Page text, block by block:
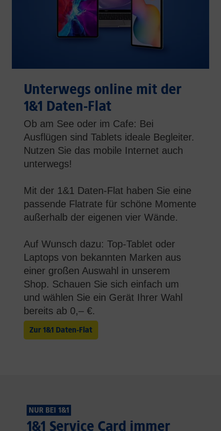
Unterwegs online mit der
1&1 Daten-Flat
Ob am See oder im Cafe: Bei
Ausflügen sind Tablets ideale Begleiter.
Nutzen Sie das mobile Internet auch
unterwegs!
Mit der 1&1 Daten-Flat haben Sie eine
passende Flatrate für schöne Momente
außerhalb der eigenen vier Wände.
Auf Wunsch dazu: Top-Tablet oder
Laptops von bekannten Marken aus
einer großen Auswahl in unserem
Shop. Schauen Sie sich einfach um
und wählen Sie ein Gerät Ihrer Wahl
bereits ab 0,– €.
Zur 1&1 Daten-Flat
NUR BEI 1&1
1&1 Service Card immer